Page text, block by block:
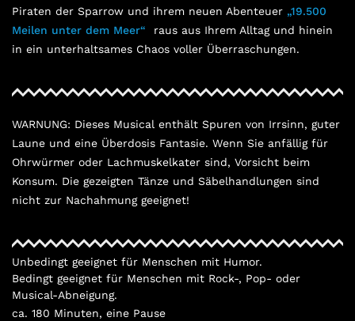
Piraten der Sparrow und ihrem neuen Abenteuer „19.500
Meilen unter dem Meer“
raus aus Ihrem Alltag und hinein
in ein unterhaltsames Chaos voller Überraschungen.
WARNUNG: Dieses Musical enthält Spuren von Irrsinn, guter
Laune und eine Überdosis Fantasie. Wenn Sie anfällig für
Ohrwürmer oder Lachmuskelkater sind, Vorsicht beim
Konsum. Die gezeigten Tänze und Säbelhandlungen sind
nicht zur Nachahmung geeignet!
Unbedingt geeignet für Menschen mit Humor.
Bedingt geeignet für Menschen mit Rock-, Pop- oder
Musical-Abneigung.
ca. 180 Minuten, eine Pause